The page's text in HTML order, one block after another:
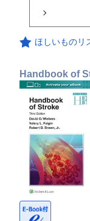
ほしいものリ
Handbook of